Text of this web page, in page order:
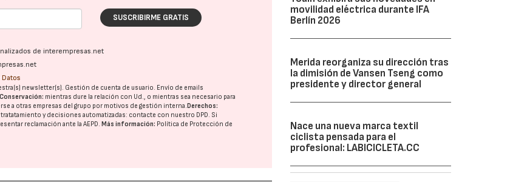
SUSCRIBIRME GRATIS
de interempresas.net
newsletter(s). Gestión de cuenta de usuario. Envío de emails
Conservación: mientras dure la relación con Ud., o mientras sea necesario para
a otras empresas del grupo por motivos de gestión interna.Derechos:
y decisiones automatizadas: contacte con nuestro DPD . Si
reclamación ante laAEPD .Más información: Política de Protección de
movilidad eléctrica durante IFA
Berlín 2026
Merida reorganiza su dirección tras
la dimisión de Vansen Tseng como
presidente y director general
Nace una nueva marca textil
ciclista pensada para el
profesional: LABICICLETA.CC